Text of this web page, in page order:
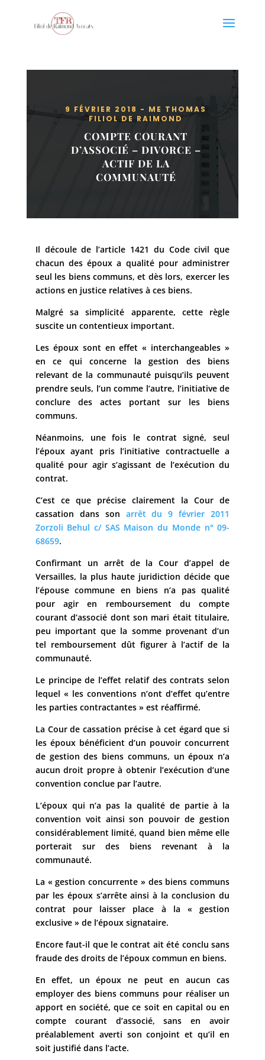
9 FÉVRIER 2018 - ME THOMAS
FILIOL DE RAIMOND
COMPTE COURANT
D’ASSOCIÉ – DIVORCE –
ACTIF DE LA
COMMUNAUTÉ
Il découle de l’article 1421 du Code civil que
chacun des époux a qualité pour administrer
seul les biens communs, et dès lors, exercer les
actions en justice relatives à ces biens.
Malgré sa simplicité apparente, cette règle
suscite un contentieux important.
Les époux sont en effet « interchangeables »
en ce qui concerne la gestion des biens
relevant de la communauté puisqu’ils peuvent
prendre seuls, l’un comme l’autre, l’initiative de
conclure des actes portant sur les biens
communs.
Néanmoins, une fois le contrat signé, seul
l’époux ayant pris l’initiative contractuelle a
qualité pour agir s’agissant de l’exécution du
contrat.
C’est ce que précise clairement la Cour de
cassation dans son arrêt du 9 février 2011
Zorzoli Behul c/ SAS Maison du Monde n° 09-
68659.
Confirmant un arrêt de la Cour d’appel de
Versailles, la plus haute juridiction décide que
l’épouse commune en biens n’a pas qualité
pour agir en remboursement du compte
courant d’associé dont son mari était titulaire,
peu important que la somme provenant d’un
tel remboursement dût figurer à l’actif de la
communauté.
Le principe de l’effet relatif des contrats selon
lequel « les conventions n’ont d’effet qu’entre
les parties contractantes » est réaffirmé.
La Cour de cassation précise à cet égard que si
les époux bénéficient d’un pouvoir concurrent
de gestion des biens communs, un époux n’a
aucun droit propre à obtenir l’exécution d’une
convention conclue par l’autre.
L’époux qui n’a pas la qualité de partie à la
convention voit ainsi son pouvoir de gestion
considérablement limité, quand bien même elle
porterait sur des biens revenant à la
communauté.
La « gestion concurrente » des biens communs
par les époux s’arrête ainsi à la conclusion du
contrat pour laisser place à la « gestion
exclusive » de l’époux signataire.
Encore faut-il que le contrat ait été conclu sans
fraude des droits de l’époux commun en biens.
En effet, un époux ne peut en aucun cas
employer des biens communs pour réaliser un
apport en société, que ce soit en capital ou en
compte courant d’associé, sans en avoir
préalablement averti son conjoint et qu’il en
soit justifié dans l’acte.